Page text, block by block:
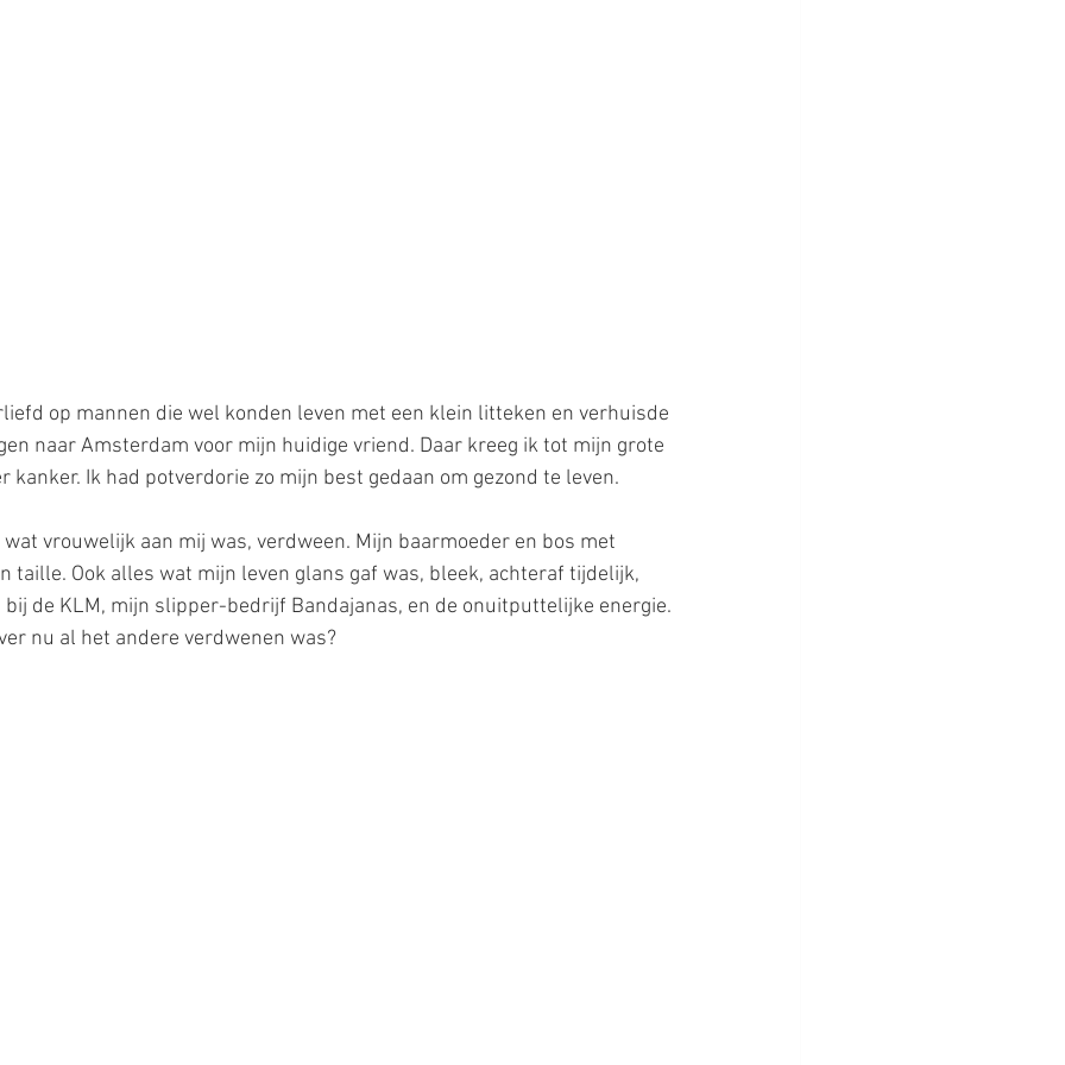
op mannen die wel konden leven met een klein litteken en verhuisde
naar Amsterdam voor mijn huidige vriend. Daar kreeg ik tot mijn grote
kanker. Ik had potverdorie zo mijn best gedaan om gezond te leven.
vrouwelijk aan mij was, verdween. Mijn baarmoeder en bos met
taille. Ook alles wat mijn leven glans gaf was, bleek, achteraf tijdelijk,
de KLM, mijn slipper-bedrijf Bandajanas, en de onuitputtelijke energie.
nu al het andere verdwenen was?